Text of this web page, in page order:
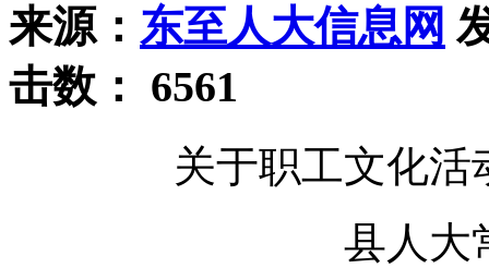
来源： 东至人大信息网
击数： 6561
关于职工文化活
县人大